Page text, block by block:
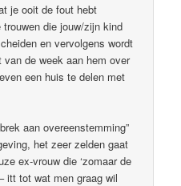
je ooit de fout hebt
die jouw/zijn kind
en vervolgens wordt
de week aan hem over
een huis te delen met
aan overeenstemming”
het zeer zelden gaat
ex-vrouw die ‘zomaar de
itt tot wat men graag wil